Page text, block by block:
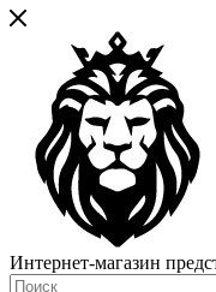
Интернет-магазин